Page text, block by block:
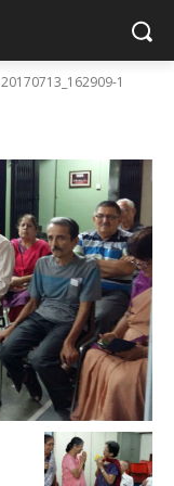
20170713_162909-1